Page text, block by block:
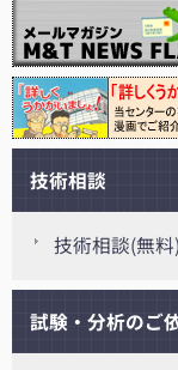
技術相談
技術相談(無
試験・分析のご